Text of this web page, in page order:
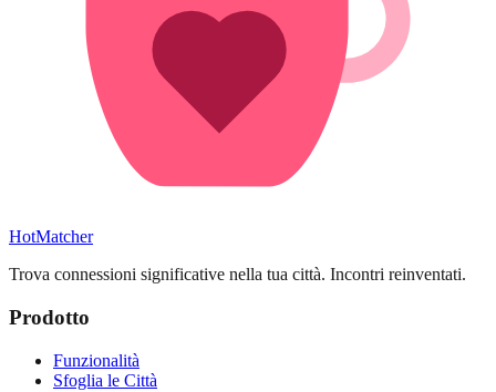
HotMatcher
Trova connessioni significative nella tua città. Incontri reinventati.
Prodotto
Funzionalità
Sfoglia le Città